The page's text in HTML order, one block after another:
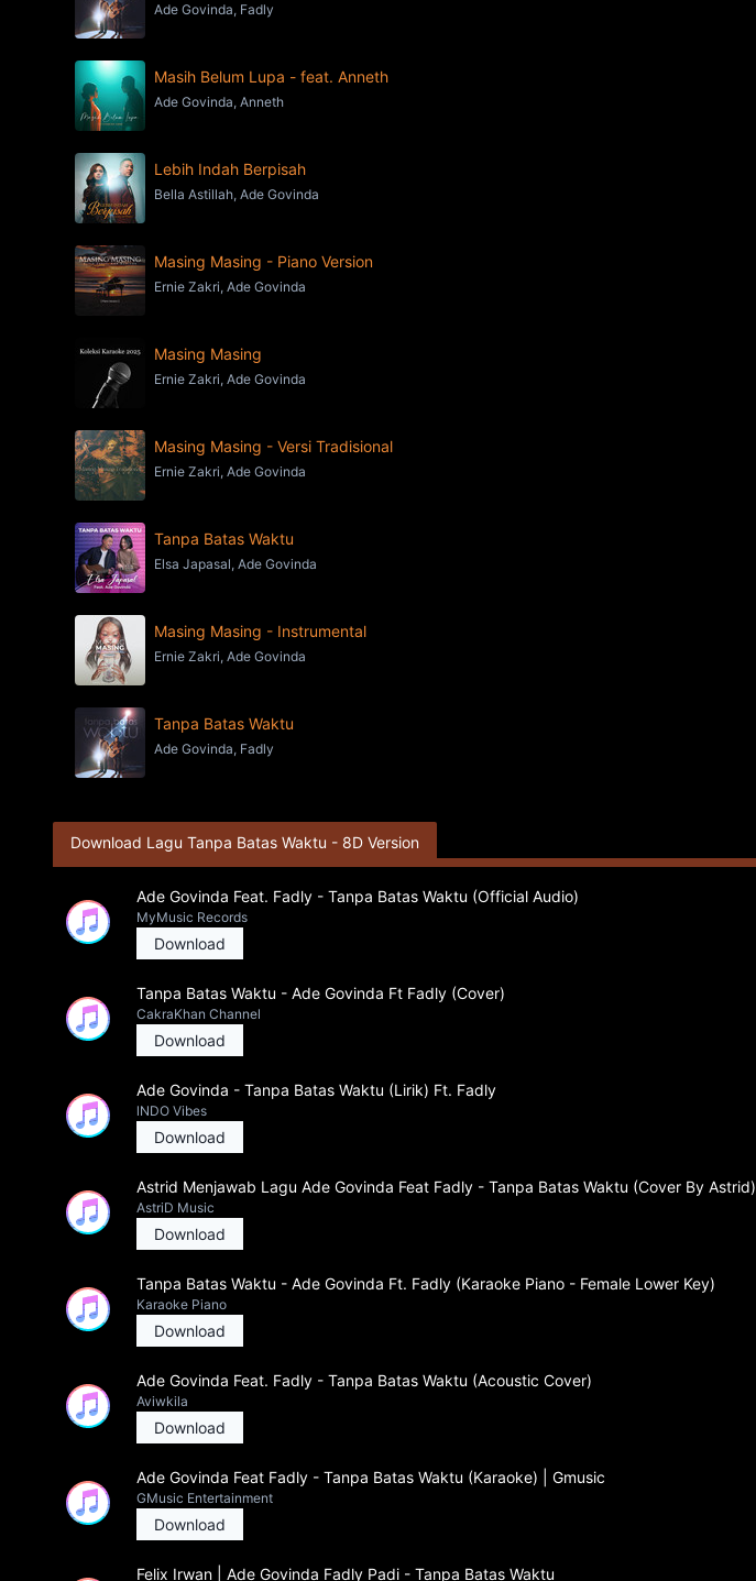
Ade Govinda, Fadly
Masih Belum Lupa - feat. Anneth
Ade Govinda, Anneth
Lebih Indah Berpisah
Bella Astillah, Ade Govinda
Masing Masing - Piano Version
Ernie Zakri, Ade Govinda
Masing Masing
Ernie Zakri, Ade Govinda
Masing Masing - Versi Tradisional
Ernie Zakri, Ade Govinda
Tanpa Batas Waktu
Elsa Japasal, Ade Govinda
Masing Masing - Instrumental
Ernie Zakri, Ade Govinda
Tanpa Batas Waktu
Ade Govinda, Fadly
Download Lagu Tanpa Batas Waktu - 8D Version
Ade Govinda Feat. Fadly - Tanpa Batas Waktu (Official Audio)
MyMusic Records
Download
Tanpa Batas Waktu - Ade Govinda Ft Fadly (Cover)
CakraKhan Channel
Download
Ade Govinda - Tanpa Batas Waktu (Lirik) Ft. Fadly
lNDO Vibes
Download
Astrid Menjawab Lagu Ade Govinda Feat Fadly - Tanpa Batas Waktu (Cover By Astrid)
AstriD Music
Download
Tanpa Batas Waktu - Ade Govinda Ft. Fadly (Karaoke Piano - Female Lower Key)
Karaoke Piano
Download
Ade Govinda Feat. Fadly - Tanpa Batas Waktu (Acoustic Cover)
Aviwkila
Download
Ade Govinda Feat Fadly - Tanpa Batas Waktu (Karaoke) | Gmusic
GMusic Entertainment
Download
Felix Irwan | Ade Govinda Fadly Padi - Tanpa Batas Waktu